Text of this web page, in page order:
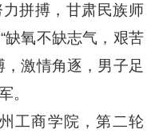
拼搏，甘肃民族师
缺氧不缺志气，艰苦
激情角逐，男子足
。
工商学院，第二轮